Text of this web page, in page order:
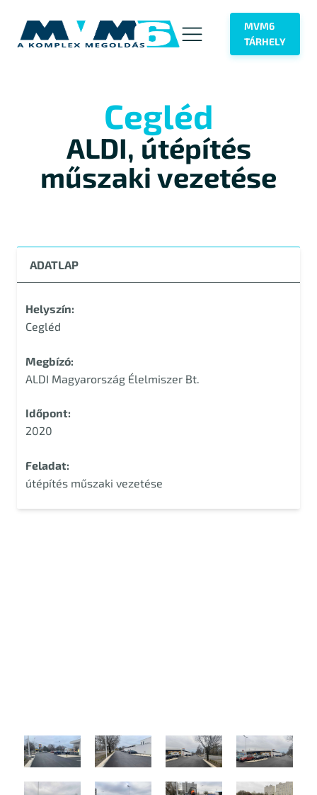
MVM6
TÁRHELY
Cegléd
ALDI, útépítés
műszaki vezetése
ADATLAP
Helyszín:
Cegléd
Megbízó:
ALDI Magyarország Élelmiszer Bt.
Időpont:
2020
Feladat:
útépítés műszaki vezetése